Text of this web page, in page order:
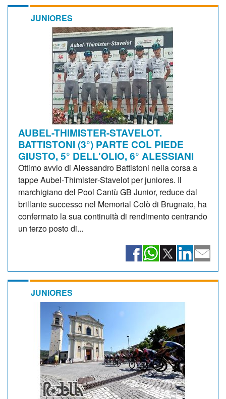
JUNIORES
AUBEL-THIMISTER-STAVELOT.
BATTISTONI (3°) PARTE COL PIEDE
GIUSTO, 5° DELL'OLIO, 6° ALESSIANI
Ottimo avvio di Alessandro Battistoni nella corsa a
tappe Aubel‑Thimister‑Stavelot per juniores. Il
marchigiano del Pool Cantù GB Junior, reduce dal
brillante successo nel Memorial Colò di Brugnato, ha
confermato la sua continuità di rendimento centrando
un terzo posto di...
JUNIORES